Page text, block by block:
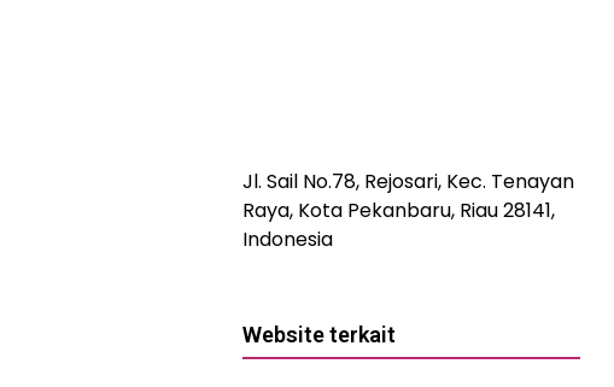
Jl. Sail No.78, Rejosari, Kec. Tenayan
Raya, Kota Pekanbaru, Riau 28141,
Indonesia
Website terkait